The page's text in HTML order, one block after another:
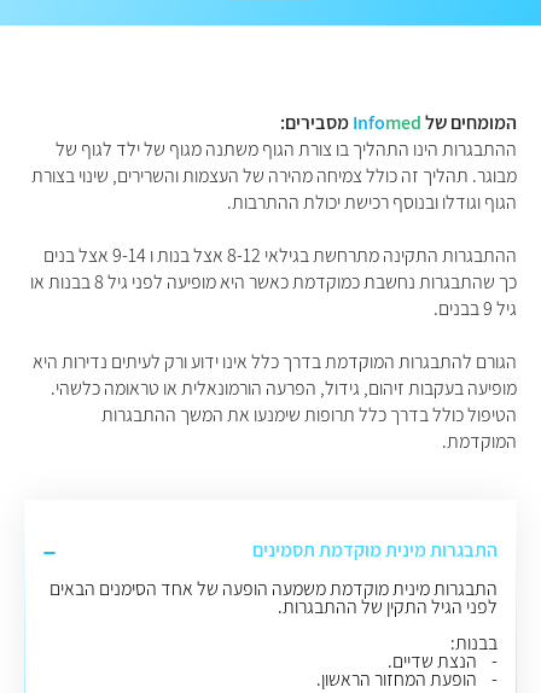
המומחים של Infomed
מסבירים:
ההתבגרות הינו התהליך בו צורת הגוף משתנה מגוף של ילד לגוף של
מבוגר. תהליך זה כולל צמיחה מהירה של העצמות והשרירים, שינוי בצורת
הגוף וגודלו ובנוסף רכישת יכולת ההתרבות.
ההתבגרות התקינה מתרחשת בגילאי 8-12 אצל בנות ו 9-14 אצל בנים
כך שהתבגרות נחשבת כמוקדמת כאשר היא מופיעה לפני גיל 8 בבנות או
גיל 9 בבנים.
הגורם להתבגרות המוקדמת בדרך כלל אינו ידוע ורק לעיתים נדירות היא
מופיעה בעקבות זיהום, גידול, הפרעה הורמונאלית או טראומה כלשהי.
הטיפול כולל בדרך כלל תרופות שימנעו את המשך ההתבגרות
המוקדמת.
התבגרות מינית מוקדמת תסמינים
התבגרות מינית מוקדמת משמעה הופעה של אחד הסימנים הבאים
לפני הגיל התקין של ההתבגרות.
בבנות:
- הנצת שדיים.
- הופעת המחזור הראשון.